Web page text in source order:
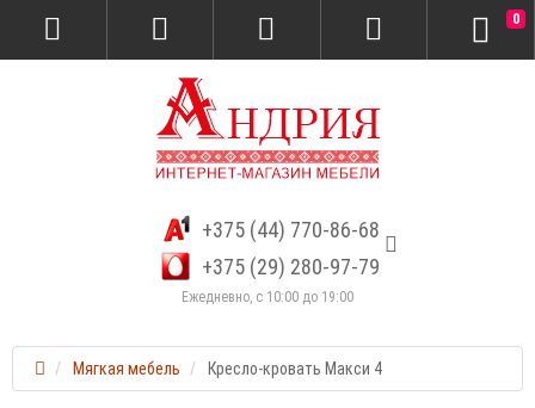
+375 (44) 770-86-68
+375 (29) 280-97-79
Ежедневно, с 10:00 до 19:00
0
Мягкая мебель Кресло-кровать Макси 4